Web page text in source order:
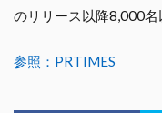
のリリース以降8,000名
参照：PRTIMES